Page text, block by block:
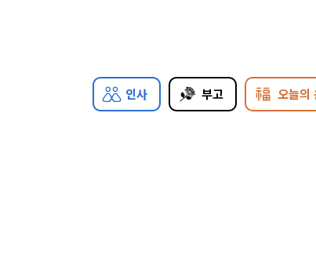
인사 부고 오늘의